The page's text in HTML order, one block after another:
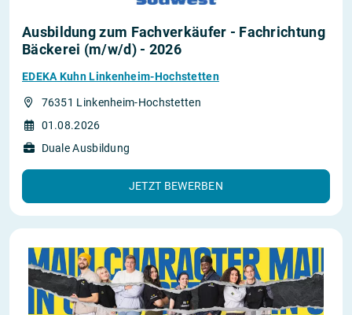
Ausbildung zum Fachverkäufer - Fachrichtung
Bäckerei (m/w/d) - 2026
EDEKA Kuhn Linkenheim-Hochstetten
76351 Linkenheim-Hochstetten
01.08.2026
Duale Ausbildung
JETZT BEWERBEN